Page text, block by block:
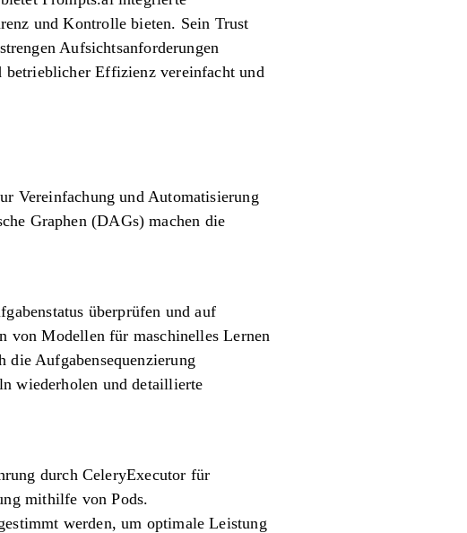
und Kontrolle bieten. Sein Trust
Aufsichtsanforderungen
betrieblicher Effizienz vereinfacht und
Vereinfachung und Automatisierung
Graphen (DAGs) machen die
überprüfen und auf
von Modellen für maschinelles Lernen
Aufgabensequenzierung
wiederholen und detaillierte
durch CeleryExecutor für
mithilfe von Pods.
werden, um optimale Leistung